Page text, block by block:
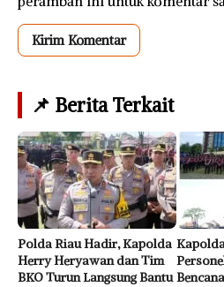
📌 Berita Terkait
Polda Riau Hadir, Kapolda
Herry Heryawan dan Tim
BKO Turun Langsung Bantu